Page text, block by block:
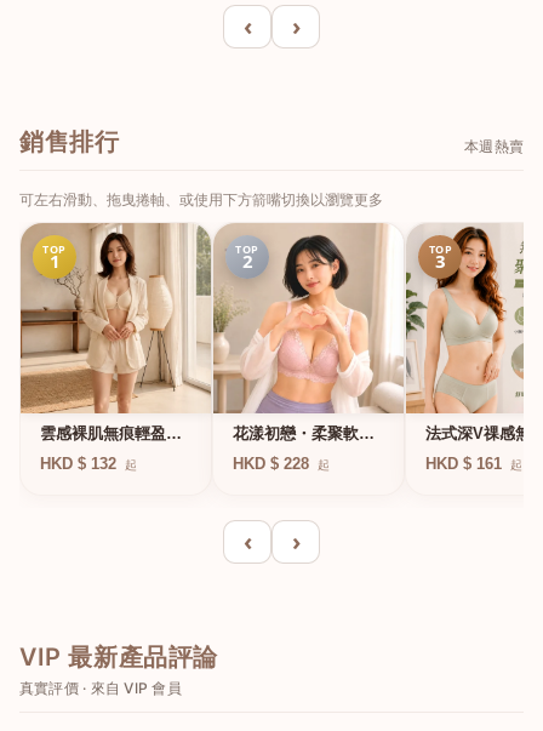
‹ ›
銷售排行 本週熱賣
可左右滑動、拖曳捲軸、或使用下方箭嘴切換以瀏覽更多
TOP
1
雲感裸肌無痕輕盈無
鋼圈內衣
HKD $ 132 起
TOP
2
花漾初戀・柔聚軟鋼
圈蕾絲內衣
HKD $ 228 起
TOP
3
法式深V祼感無
凍軟支撐條無鋼
HKD $ 161 起
‹ ›
VIP 最新產品評論
真實評價 · 來自 VIP 會員